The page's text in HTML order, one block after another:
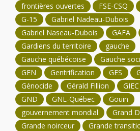
frontières ouvertes
FSE-CSQ
G-15
Gabriel Nadeau-Dubois
Gabriel Naseau-Dubois
GAFA
Gardiens du territoire
gauche
Gauche québécoise
Gauche
GEN
Gentrification GES
Génocide
Gérald Fillion GIEC
GND
GNL-Québec
Gouin
gouvernement mondial
Grand
Grande noirceur
Grande